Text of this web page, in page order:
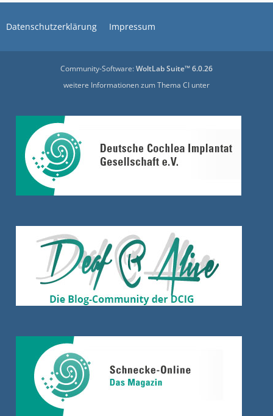
Datenschutzerklärung Impressum
Community-Software:WoltLab Suite™ 6.0.26
weitere Informationen zum Thema CI unter